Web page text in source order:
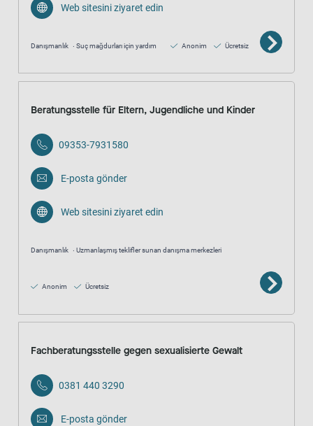
Web sitesini ziyaret edin
Danışmanlık Suç mağdurları için yardım Anonim Ücretsiz
Beratungsstelle für Eltern, Jugendliche und Kinder
09353-7931580
E-posta gönder
Web sitesini ziyaret edin
Danışmanlık Uzmanlaşmış teklifler sunan danışma merkezleri
Anonim Ücretsiz
Fachberatungsstelle gegen sexualisierte Gewalt
0381 440 3290
E-posta gönder